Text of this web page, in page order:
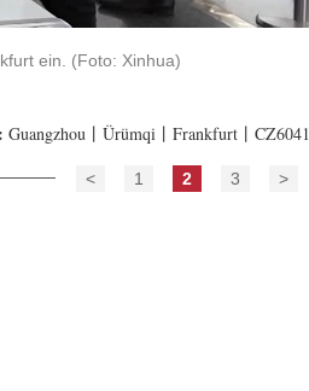
ein. (Foto: Xinhua)
Guangzhou丨Ürümqi丨Frankfurt丨CZ6041
< 1 2 3 >